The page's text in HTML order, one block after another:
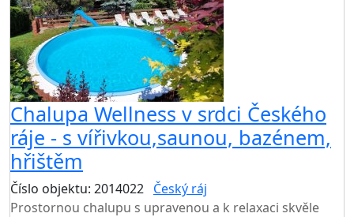
Chalupa Wellness v srdci Českého
ráje - s vířivkou,saunou, bazénem,
hřištěm
Číslo objektu: 2014022 Český ráj
Prostornou chalupu s upravenou a k relaxaci skvěle